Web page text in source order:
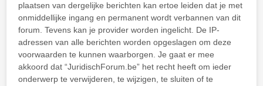
plaatsen van dergelijke berichten kan ertoe leiden dat je met
onmiddellijke ingang en permanent wordt verbannen van dit
forum. Tevens kan je provider worden ingelicht. De IP-
adressen van alle berichten worden opgeslagen om deze
voorwaarden te kunnen waarborgen. Je gaat er mee
akkoord dat “JuridischForum.be” het recht heeft om ieder
onderwerp te verwijderen, te wijzigen, te sluiten of te